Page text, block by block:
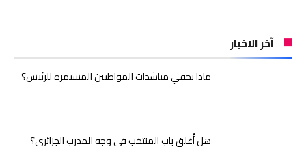
آخر الاخبار
ماذا تخفي مناشدات المواطنين المستمرة للرئيس؟
هل أُغلق باب المنتخب في وجه المدرب الجزائري؟